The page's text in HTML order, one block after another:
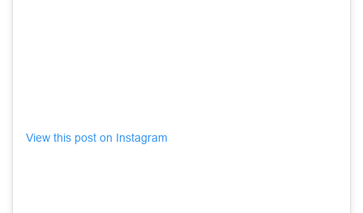
View this post on Instagram